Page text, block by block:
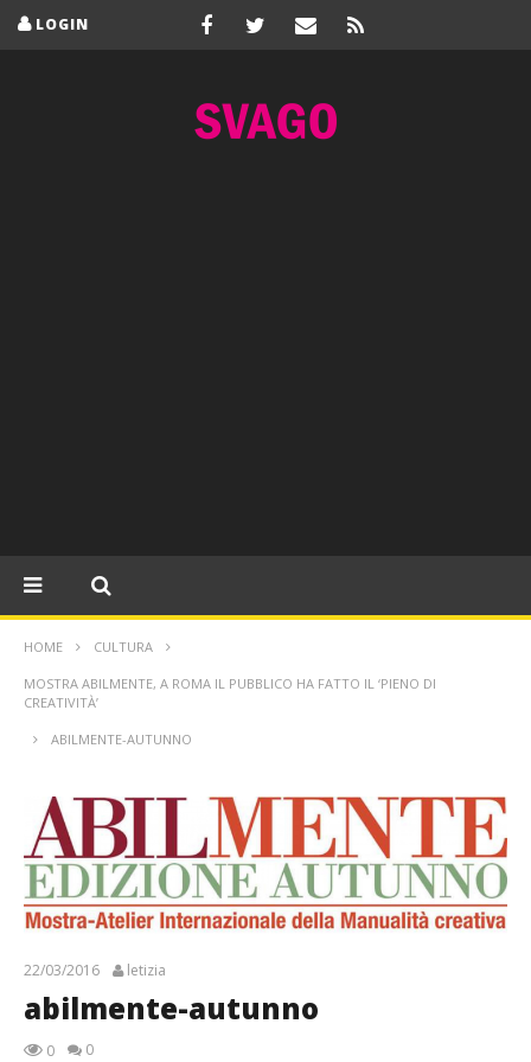
LOGIN
HOME CULTURA
MOSTRA ABILMENTE, A ROMA IL PUBBLICO HA FATTO IL ‘PIENO DI
CREATIVITÀ’
ABILMENTE-AUTUNNO
22/03/2016 letizia
abilmente-autunno
0 0